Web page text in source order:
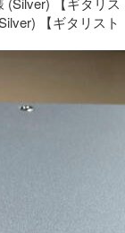
【ギタリス